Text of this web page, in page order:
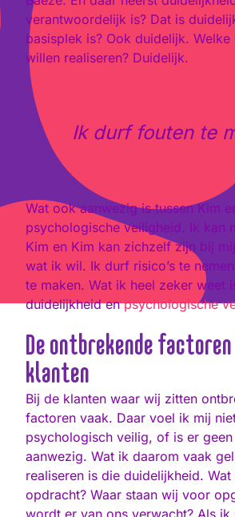
verantwoordelijk is? Dat is
basisplek is? Ook duidelijk. Welke
willen realiseren? Duidelijk.
Ik durf fouten te
Wat ook aanwezig is tussen Kim
psychologische veiligheid. Ik kan
Kim en Kim kan zichzelf zijn bij
wat ik wil. Ik durf risico’s te
te maken. Wat ik heel zeker weet
duidelijkheid enpsychologische
De ontbrekende
klanten
Bij de klanten waar wij zitten
factoren vaak. Daar voel ik mij
psychologisch veilig, of is er
aanwezig. Wat ik daarom vaak
realiseren is die duidelijkheid. Wat
opdracht? Waar staan wij voor